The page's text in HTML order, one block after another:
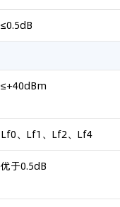
≤0.5dB
≤+40dBm
Lf0、Lf1、Lf2、Lf4
优于0.5dB